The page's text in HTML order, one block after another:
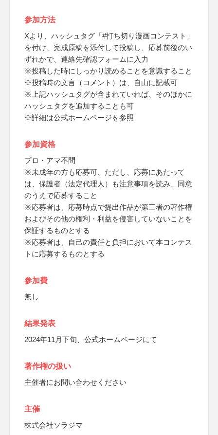
参加方法
Xより、ハッシュタグ「#打ち切り漫画コンテスト」
を付け、完成原稿を添付して投稿し、応募前後のい
ずれかで、連絡先確認フォームに入力
※投稿した時にしっかり読めることを意識すること
※投稿時の文言（コメント）は、自由に記載可
※上記ハッシュタグが含まれていれば、そのほかに
ハッシュタグを追加することも可
※詳細は公式ホームページを参照
参加資格
プロ・アマ不問
※未成年の方も応募可、ただし、応募にあたって
は、保護者（法定代理人）も注意事項を読み、同意
のうえで応募すること
※応募者は、応募時点で提出作品が第三者の著作権
およびその他の権利・利益を侵害していないことを
保証するものとする
※応募者は、自己の責任と負担において本コンテス
トに応募するものとする
参加費
無し
結果発表
2024年11月下旬、公式ホームページにて
著作権の扱い
主催者にお問い合わせください
主催
株式会社ソラジマ